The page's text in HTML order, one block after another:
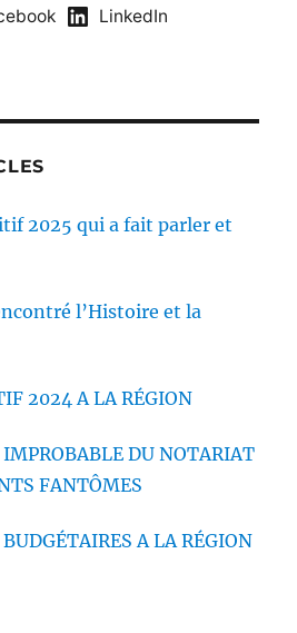
LinkedIn
2025 qui a fait parler et
l’Histoire et la
2024 A LA RÉGION
IMPROBABLE DU NOTARIAT
FANTÔMES
A LA RÉGION